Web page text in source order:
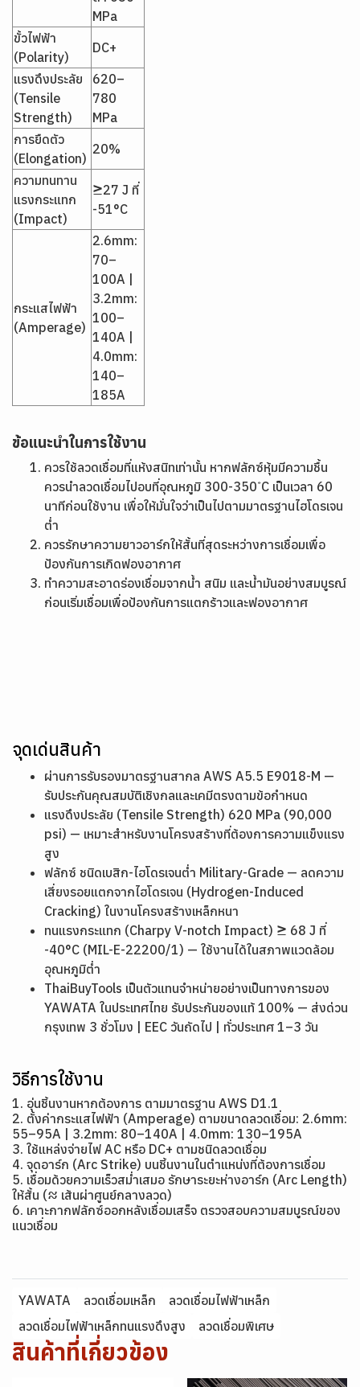
MPa
ขั้วไฟฟ้า
(Polarity)
DC+
แรงดึงประลัย
(Tensile
Strength)
620–
780
MPa
การยืดตัว
(Elongation)
20%
ความทนทาน
แรงกระแทก
(Impact)
≥27 J ที่
-51°C
กระแสไฟฟ้า
(Amperage)
2.6mm:
70–
100A |
3.2mm:
100–
140A |
4.0mm:
140–
185A
ข้อแนะนำในการใช้งาน
ควรใช้ลวดเชื่อมที่แห้งสนิทเท่านั้น หากฟลักซ์หุ้มมีความชื้น
ควรนำลวดเชื่อมไปอบที่อุณหภูมิ 300-350 ํC เป็นเวลา 60
นาทีก่อนใช้งาน เพื่อให้มั่นใจว่าเป็นไปตามมาตรฐานไฮโดรเจน
ต่ำ
ควรรักษาความยาวอาร์กให้สั้นที่สุดระหว่างการเชื่อมเพื่อ
ป้องกันการเกิดฟองอากาศ
ทำความสะอาดร่องเชื่อมจากน้ำ สนิม และน้ำมันอย่างสมบูรณ์
ก่อนเริ่มเชื่อมเพื่อป้องกันการแตกร้าวและฟองอากาศ
จุดเด่นสินค้า
ผ่านการรับรองมาตรฐานสากล AWS A5.5 E9018-M —
รับประกันคุณสมบัติเชิงกลและเคมีตรงตามข้อกำหนด
แรงดึงประลัย (Tensile Strength) 620 MPa (90,000
psi) — เหมาะสำหรับงานโครงสร้างที่ต้องการความแข็งแรง
สูง
ฟลักซ์ ชนิดเบสิก-ไฮโดรเจนต่ำ Military-Grade — ลดความ
เสี่ยงรอยแตกจากไฮโดรเจน (Hydrogen-Induced
Cracking) ในงานโครงสร้างเหล็กหนา
ทนแรงกระแทก (Charpy V-notch Impact) ≥ 68 J ที่
-40°C (MIL-E-22200/1) — ใช้งานได้ในสภาพแวดล้อม
อุณหภูมิต่ำ
ThaiBuyTools เป็นตัวแทนจำหน่ายอย่างเป็นทางการของ
YAWATA ในประเทศไทย รับประกันของแท้ 100% — ส่งด่วน
กรุงเทพ 3 ชั่วโมง | EEC วันถัดไป | ทั่วประเทศ 1–3 วัน
วิธีการใช้งาน
1. อุ่นชิ้นงานหากต้องการ ตามมาตรฐาน AWS D1.1
2. ตั้งค่ากระแสไฟฟ้า (Amperage) ตามขนาดลวดเชื่อม: 2.6mm:
55–95A | 3.2mm: 80–140A | 4.0mm: 130–195A
3. ใช้แหล่งจ่ายไฟ AC หรือ DC+ ตามชนิดลวดเชื่อม
4. จุดอาร์ก (Arc Strike) บนชิ้นงานในตำแหน่งที่ต้องการเชื่อม
5. เชื่อมด้วยความเร็วสม่ำเสมอ รักษาระยะห่างอาร์ก (Arc Length)
ให้สั้น (≈ เส้นผ่าศูนย์กลางลวด)
6. เคาะกากฟลักซ์ออกหลังเชื่อมเสร็จ ตรวจสอบความสมบูรณ์ของ
แนวเชื่อม
YAWATA ลวดเชื่อมเหล็ก
ลวดเชื่อมไฟฟ้าเหล็ก
ลวดเชื่อมไฟฟ้าเหล็กทนแรงดึงสูง
ลวดเชื่อมพิเศษ
สินค้าที่เกี่ยวข้อง